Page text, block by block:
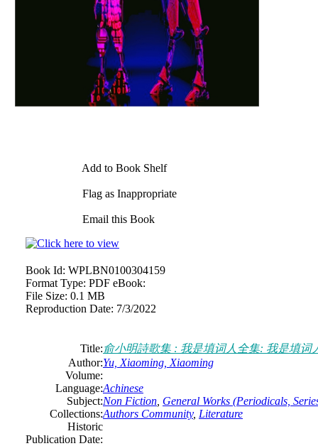
Add to Book Shelf
Flag as Inappropriate
Email this Book
Book Id: WPLBN0100304159
Format Type: PDF eBook:
File Size: 0.1 MB
Reproduction Date: 7/3/2022
Title:俞小明詩歌集 : 我是填词人全集: 我是填词
Author:Yu, Xiaoming, Xiaoming
Volume:
Language:Achinese
Subject:Non Fiction General Works (Periodicals,
Collections:Authors Community, Literature
Historic
Publication Date: